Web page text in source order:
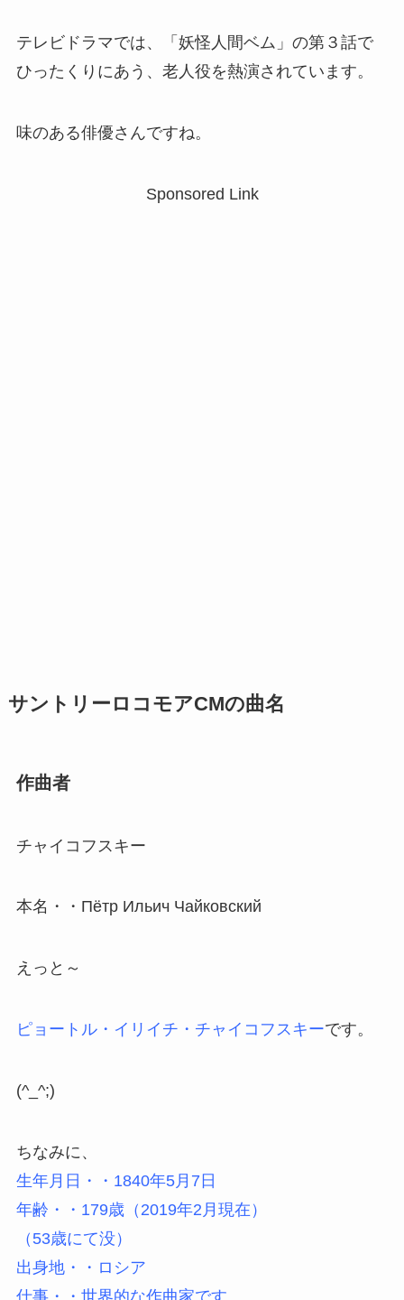
テレビドラマでは、「妖怪人間ベム」の第３話で
ひったくりにあう、老人役を熱演されています。
味のある俳優さんですね。
Sponsored Link
サントリーロコモアCMの曲名
作曲者
チャイコフスキー
本名・・Пётр Ильич Чайковский
えっと～
ピョートル・イリイチ・チャイコフスキーです。
(^_^;)
ちなみに、
生年月日・・1840年5月7日
年齢・・179歳（2019年2月現在）
（53歳にて没）
出身地・・ロシア
仕事・・世界的な作曲家です。